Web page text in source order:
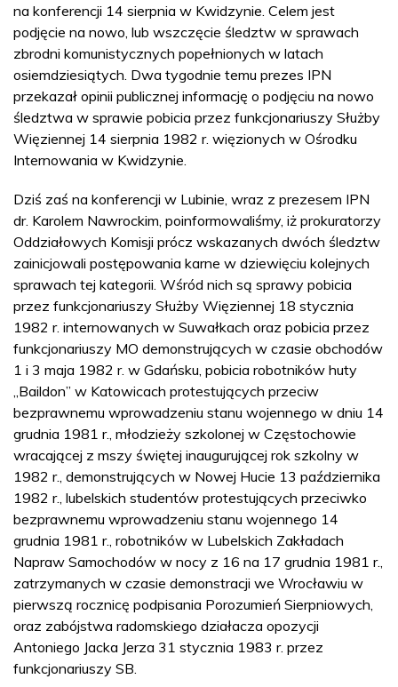
na konferencji 14 sierpnia w Kwidzynie. Celem jest
podjęcie na nowo, lub wszczęcie śledztw w sprawach
zbrodni komunistycznych popełnionych w latach
osiemdziesiątych. Dwa tygodnie temu prezes IPN
przekazał opinii publicznej informację o podjęciu na nowo
śledztwa w sprawie pobicia przez funkcjonariuszy Służby
Więziennej 14 sierpnia 1982 r. więzionych w Ośrodku
Internowania w Kwidzynie.
Dziś zaś na konferencji w Lubinie, wraz z prezesem IPN
dr. Karolem Nawrockim, poinformowaliśmy, iż prokuratorzy
Oddziałowych Komisji prócz wskazanych dwóch śledztw
zainicjowali postępowania karne w dziewięciu kolejnych
sprawach tej kategorii. Wśród nich są sprawy pobicia
przez funkcjonariuszy Służby Więziennej 18 stycznia
1982 r. internowanych w Suwałkach oraz pobicia przez
funkcjonariuszy MO demonstrujących w czasie obchodów
1 i 3 maja 1982 r. w Gdańsku, pobicia robotników huty
„Baildon” w Katowicach protestujących przeciw
bezprawnemu wprowadzeniu stanu wojennego w dniu 14
grudnia 1981 r., młodzieży szkolonej w Częstochowie
wracającej z mszy świętej inaugurującej rok szkolny w
1982 r., demonstrujących w Nowej Hucie 13 października
1982 r., lubelskich studentów protestujących przeciwko
bezprawnemu wprowadzeniu stanu wojennego 14
grudnia 1981 r., robotników w Lubelskich Zakładach
Napraw Samochodów w nocy z 16 na 17 grudnia 1981 r.,
zatrzymanych w czasie demonstracji we Wrocławiu w
pierwszą rocznicę podpisania Porozumień Sierpniowych,
oraz zabójstwa radomskiego działacza opozycji
Antoniego Jacka Jerza 31 stycznia 1983 r. przez
funkcjonariuszy SB.